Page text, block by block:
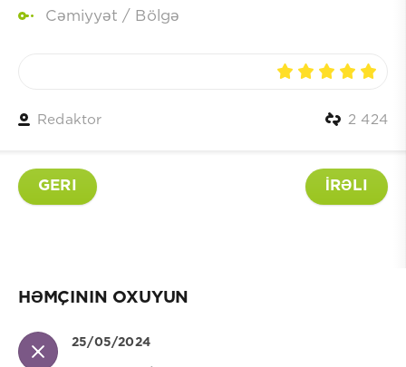
Cəmiyyət / Bölgə
Redaktor 2 424
GERI İRƏLI
HƏMÇININ OXUYUN
25/05/2024